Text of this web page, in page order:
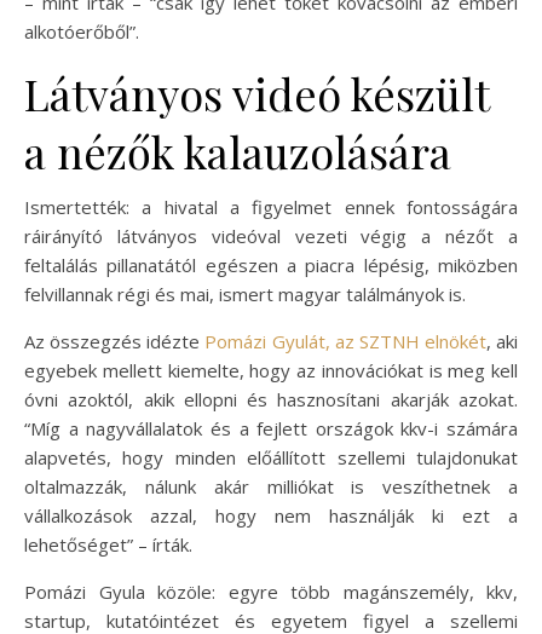
alkotóerőből”.
Látványos videó készült
a nézők kalauzolására
Ismertették: a hivatal a figyelmet ennek fontosságára
ráirányító látványos videóval vezeti végig a nézőt a
feltalálás pillanatától egészen a piacra lépésig, miközben
felvillannak régi és mai, ismert magyar találmányok is.
Az összegzés idézte Pomázi Gyulát, az SZTNH elnökét, aki
egyebek mellett kiemelte, hogy az innovációkat is meg kell
óvni azoktól, akik ellopni és hasznosítani akarják azokat.
“Míg a nagyvállalatok és a fejlett országok kkv-i számára
alapvetés, hogy minden előállított szellemi tulajdonukat
oltalmazzák, nálunk akár milliókat is veszíthetnek a
vállalkozások azzal, hogy nem használják ki ezt a
lehetőséget” – írták.
Pomázi Gyula közöle: egyre több magánszemély, kkv,
startup, kutatóintézet és egyetem figyel a szellemi